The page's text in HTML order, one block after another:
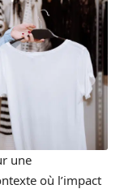
une
où l’impact